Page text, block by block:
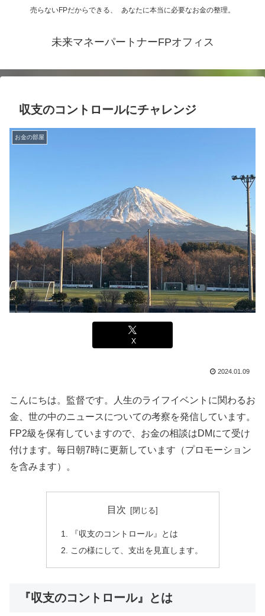
売らないFPだからできる、 あなたに本当に必要なお金の整理。
未来マネーパートナーFPオフィス
収支のコントロールにチャレンジ
お金の部屋
X
2024.01.09
こんにちは。監督です。人生のライフイベントに関わるお
金、世の中のニュースについての考察を発信しています。
FP2級を保有していますので、お金の相談はDMにて受け
付けます。毎日朝7時に更新しています（プロモーション
を含みます）。
目次
『収支のコントロール』とは
この様にして、支出を見直します。
『収支のコントロール』とは